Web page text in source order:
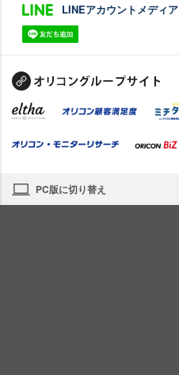
LINEアカウントメディア
PC版に切り替え